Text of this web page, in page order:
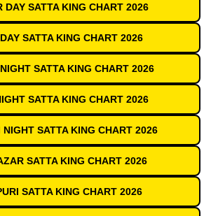
DAY SATTA KING CHART 2026
SATTA KING CHART 2026
SATTA KING CHART 2026
SATTA KING CHART 2026
NIGHT SATTA KING CHART 2026
SATTA KING CHART 2026
SATTA KING CHART 2026